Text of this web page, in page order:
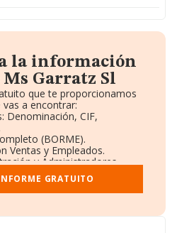
la información
Garratz Sl
que te proporcionamos
a encontrar:
Denominación, CIF,
(BORME).
Ventas y Empleados.
y Administradores.
en otras empresas.
complementaria.
GRATUITO